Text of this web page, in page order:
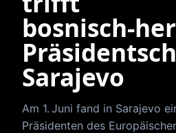
Sarajevo
Am 1. Juni fand in Sarajevo
Präsidenten des